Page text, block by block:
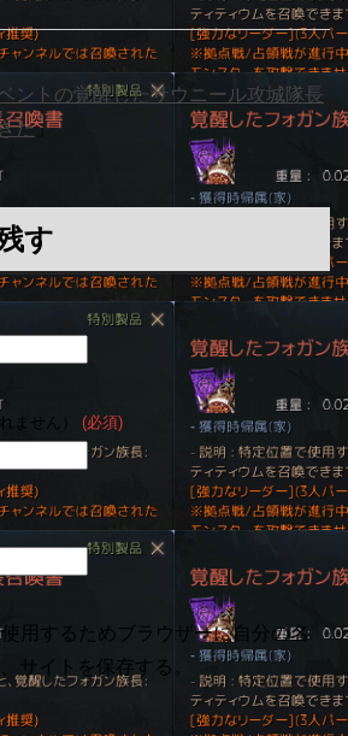
ントの覚醒したサウニール攻城隊長
た」
す
ません） (必須)
用するためブラウザーに自分の名
サイトを保存する。